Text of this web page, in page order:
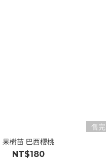
售完
果樹苗 巴西櫻桃
NT$180